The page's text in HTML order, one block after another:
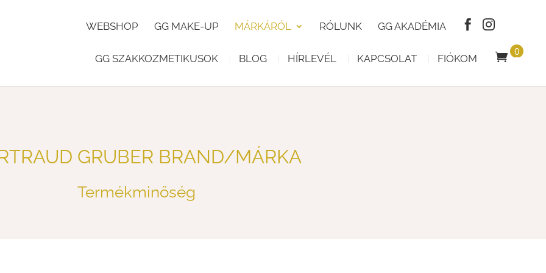
WEBSHOP GG MAKE-UP MÁRKÁRÓL RÓLUNK GG AKADÉMIA
GG SZAKKOZMETIKUSOK BLOG HÍRLEVÉL KAPCSOLAT FIÓKOM
0
T
M
GRUBER BRAND/MÁRKA
Termékminőség